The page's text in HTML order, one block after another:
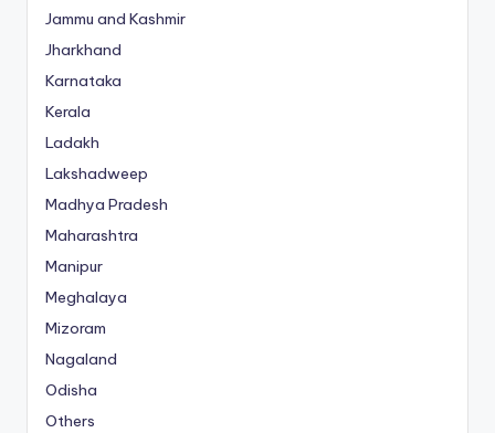
Jammu and Kashmir
Jharkhand
Karnataka
Kerala
Ladakh
Lakshadweep
Madhya Pradesh
Maharashtra
Manipur
Meghalaya
Mizoram
Nagaland
Odisha
Others